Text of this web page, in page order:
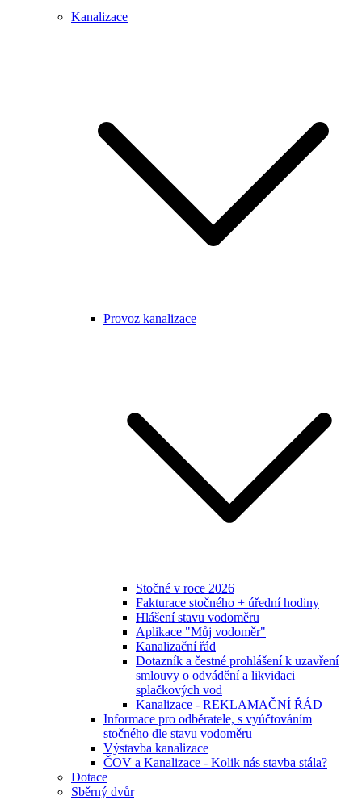
Kanalizace
Provoz kanalizace
Stočné v roce 2026
Fakturace stočného + úřední hodiny
Hlášení stavu vodoměru
Aplikace "Můj vodoměr"
Kanalizační řád
Dotazník a čestné prohlášení k uzavření
smlouvy o odvádění a likvidaci
splačkových vod
Kanalizace - REKLAMAČNÍ ŘÁD
Informace pro odběratele, s vyúčtováním
stočného dle stavu vodoměru
Výstavba kanalizace
ČOV a Kanalizace - Kolik nás stavba stála?
Dotace
Sběrný dvůr